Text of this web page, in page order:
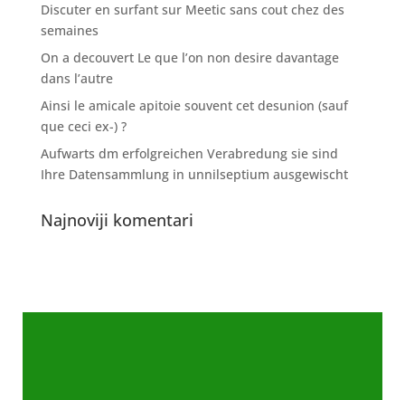
Discuter en surfant sur Meetic sans cout chez des
semaines
On a decouvert Le que l’on non desire davantage
dans l’autre
Ainsi le amicale apitoie souvent cet desunion (sauf
que ceci ex-) ?
Aufwarts dm erfolgreichen Verabredung sie sind
Ihre Datensammlung in unnilseptium ausgewischt
Najnoviji komentari